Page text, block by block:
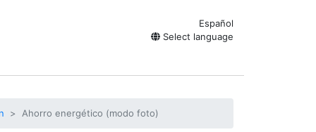
Español
Select language
Ahorro energético (modo foto)